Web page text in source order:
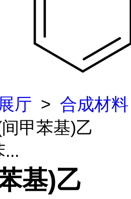
厅 > 合成材料
甲苯基)乙
...
基)乙